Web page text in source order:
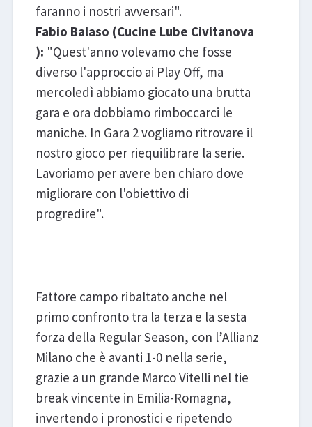
faranno i nostri avversari".
Fabio Balaso (Cucine Lube Civitanova
): "Quest'anno volevamo che fosse
diverso l'approccio ai Play Off, ma
mercoledì abbiamo giocato una brutta
gara e ora dobbiamo rimboccarci le
maniche. In Gara 2 vogliamo ritrovare il
nostro gioco per riequilibrare la serie.
Lavoriamo per avere ben chiaro dove
migliorare con l'obiettivo di
progredire".
Fattore campo ribaltato anche nel
primo confronto tra la terza e la sesta
forza della Regular Season, con l’Allianz
Milano che è avanti 1-0 nella serie,
grazie a un grande Marco Vitelli nel tie
break vincente in Emilia-Romagna,
invertendo i pronostici e ripetendo